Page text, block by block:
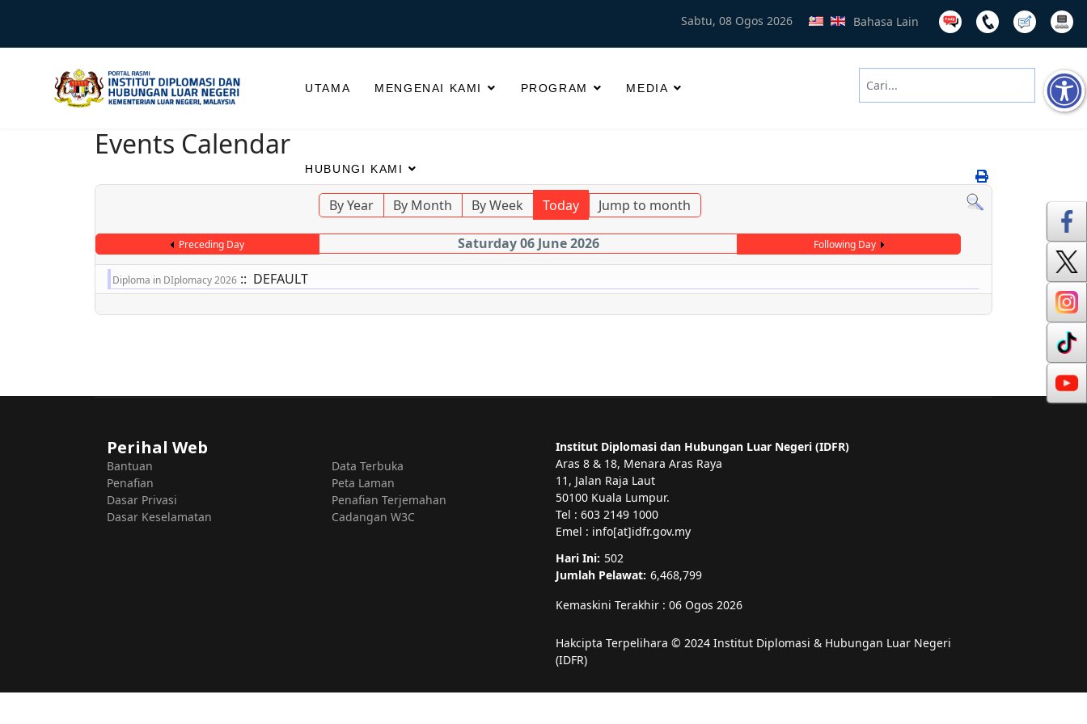
Sabtu, 08 Ogos 2026 Bahasa Lain
UTAMA MENGENAI KAMI PROGRAM MEDIA
HUBUNGI KAMI
Type 2 or more characters for
Events Calendar
By Year By Month By Week Today Jump to month
Preceding Day Saturday 06 June 2026 Following Day
Diploma in DIplomacy 2026 :: DEFAULT
Perihal Web
Bantuan
Penafian
Dasar Privasi
Dasar Keselamatan
Data Terbuka
Peta Laman
Penafian Terjemahan
Cadangan W3C
Institut Diplomasi dan Hubungan Luar Negeri (IDFR)
Aras 8 & 18, Menara Aras Raya
11, Jalan Raja Laut
50100 Kuala Lumpur.
Tel : 603 2149 1000
Emel : info[at]idfr.gov.my
Hari Ini: 502
Jumlah Pelawat: 6,468,799
Kemaskini Terakhir : 06 Ogos 2026
Hakcipta Terpelihara © 2024 Institut Diplomasi & Hubungan Luar Negeri
(IDFR)